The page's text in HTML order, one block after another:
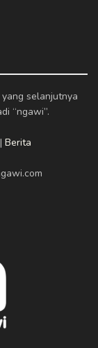
selanjutnya
“ngawi”.
| Berita